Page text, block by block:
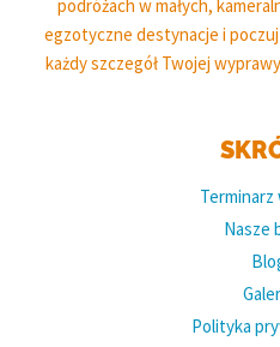
podróżach w małych,
egzotyczne destynacje i
każdy szczegół Twojej
Nasze
Polityka